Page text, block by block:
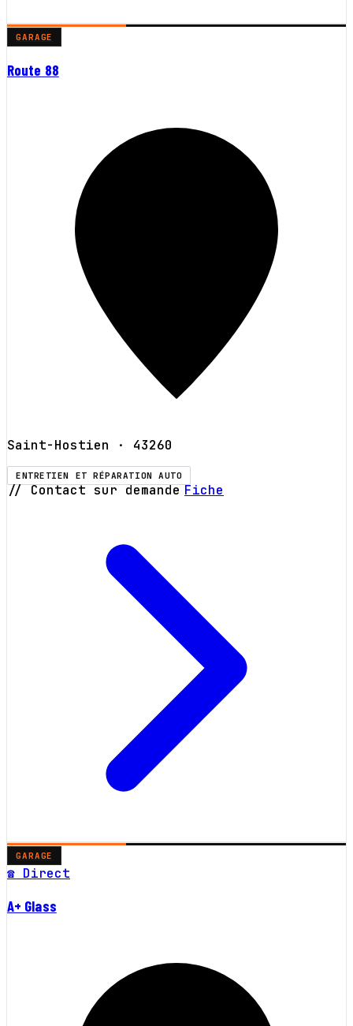
GARAGE
Route 88
Saint-Hostien · 43260
ENTRETIEN ET RÉPARATION AUTO
// Contact sur demande Fiche
GARAGE
☎ Direct
A+ Glass